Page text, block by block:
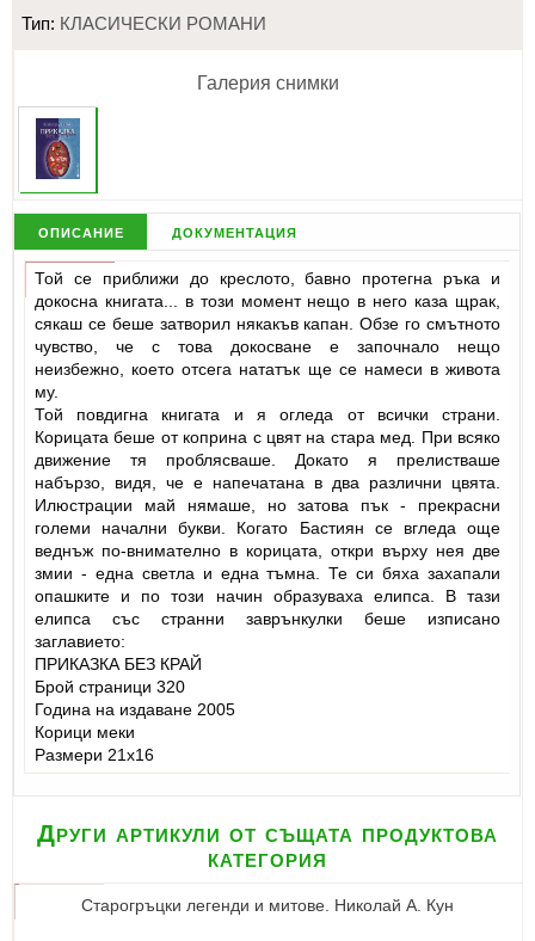
Тип: КЛАСИЧЕСКИ РОМАНИ
Галерия снимки
описание документация
Той се приближи до креслото, бавно протегна ръка и
докосна книгата... в този момент нещо в него каза щрак,
сякаш се беше затворил някакъв капан. Обзе го смътното
чувство, че с това докосване е започнало нещо
неизбежно, което отсега нататък ще се намеси в живота
му.
Той повдигна книгата и я огледа от всички страни.
Корицата беше от коприна с цвят на стара мед. При всяко
движение тя проблясваше. Докато я прелистваше
набързо, видя, че е напечатана в два различни цвята.
Илюстрации май нямаше, но затова пък - прекрасни
големи начални букви. Когато Бастиян се вгледа още
веднъж по-внимателно в корицата, откри върху нея две
змии - една светла и една тъмна. Те си бяха захапали
опашките и по този начин образуваха елипса. В тази
елипса със странни заврънкулки беше изписано
заглавието:
ПРИКАЗКА БЕЗ КРАЙ
Брой страници 320
Година на издаване 2005
Корици меки
Размери 21x16
Други артикули от същата продуктова
категория
Старогръцки легенди и митове. Николай A. Кун